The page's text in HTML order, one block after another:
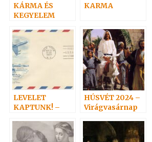
KÁRMA ÉS
KEGYELEM
KARMA
LEVELET
KAPTUNK! –
HÚSVÉT 2024 –
Virágvasárnap